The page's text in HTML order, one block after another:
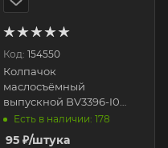
Код: 154550
Колпачок
маслосъёмный
выпускной BV3396-I0
NOKЕсть в наличии: 178
95₽/штука